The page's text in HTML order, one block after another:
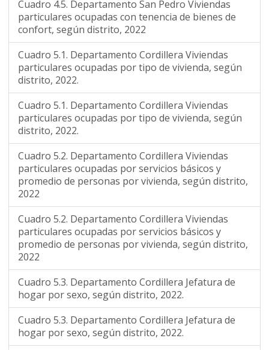
Cuadro 4.5. Departamento San Pedro Viviendas
particulares ocupadas con tenencia de bienes de
confort, según distrito, 2022
Cuadro 5.1. Departamento Cordillera Viviendas
particulares ocupadas por tipo de vivienda, según
distrito, 2022.
Cuadro 5.1. Departamento Cordillera Viviendas
particulares ocupadas por tipo de vivienda, según
distrito, 2022.
Cuadro 5.2. Departamento Cordillera Viviendas
particulares ocupadas por servicios básicos y
promedio de personas por vivienda, según distrito,
2022
Cuadro 5.2. Departamento Cordillera Viviendas
particulares ocupadas por servicios básicos y
promedio de personas por vivienda, según distrito,
2022
Cuadro 5.3. Departamento Cordillera Jefatura de
hogar por sexo, según distrito, 2022.
Cuadro 5.3. Departamento Cordillera Jefatura de
hogar por sexo, según distrito, 2022.